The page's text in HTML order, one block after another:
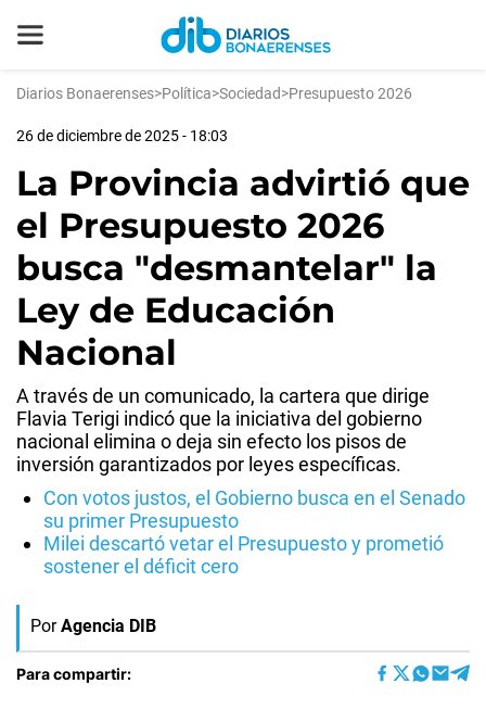
Diarios Bonaerenses>Política>Sociedad>Presupuesto 2026
26 de diciembre de 2025 - 18:03
La Provincia advirtió que
el Presupuesto 2026
busca "desmantelar" la
Ley de Educación
Nacional
A través de un comunicado, la cartera que dirige
Flavia Terigi indicó que la iniciativa del gobierno
nacional elimina o deja sin efecto los pisos de
inversión garantizados por leyes específicas.
Con votos justos, el Gobierno busca en el Senado
su primer Presupuesto
Milei descartó vetar el Presupuesto y prometió
sostener el déficit cero
Por Agencia DIB
Para compartir: